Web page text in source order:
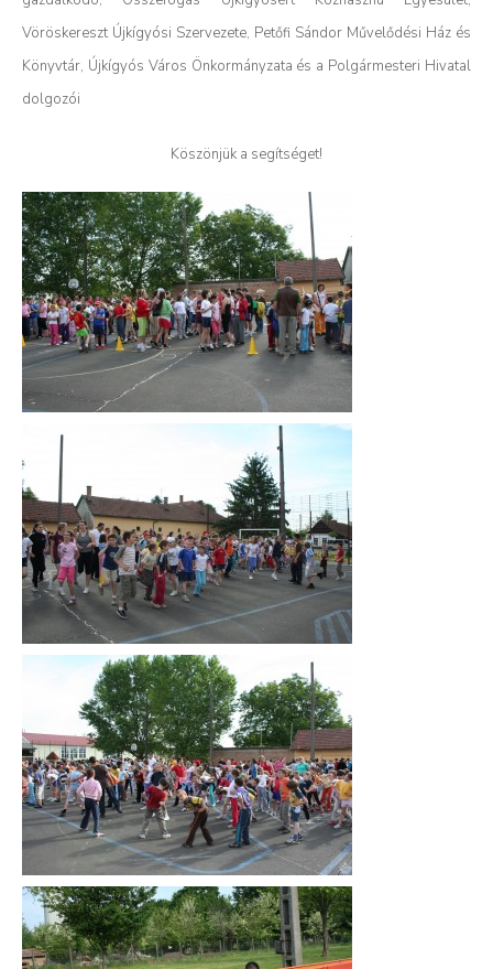
Vöröskereszt Újkígyósi Szervezete, Petőfi Sándor Művelődési Ház és
Könyvtár, Újkígyós Város Önkormányzata és a Polgármesteri Hivatal
dolgozói
Köszönjük a segítséget!